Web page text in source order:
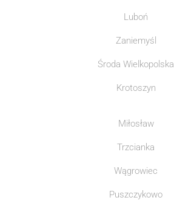
Luboń
Zaniemyśl
Środa Wielkopolska
Krotoszyn
Miłosław
Trzcianka
Wągrowiec
Puszczykowo